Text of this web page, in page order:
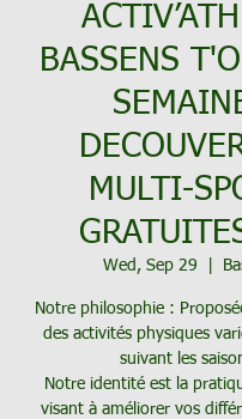
BASSENS
MULTI-
Wed, Sep 29
Notre philosophie :
des activités physiques
suivant les
Notre identité est la
visant à améliorer vos